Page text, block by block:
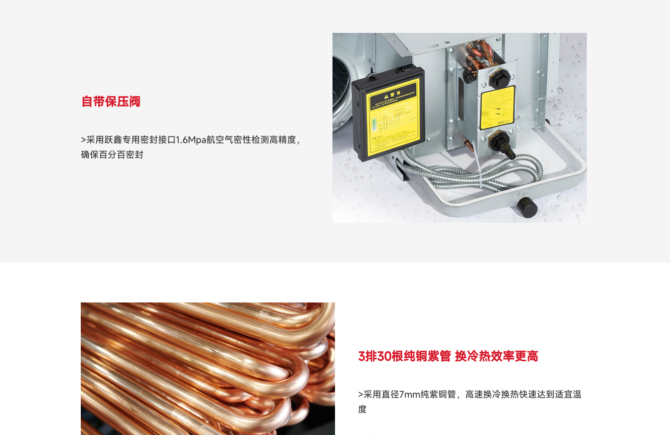
自带保压阀
>采用跃鑫专用密封接口1.6Mpa航空气密性检测高精度，
确保百分百密封
3排30根纯铜紫管 换冷热效率更高
>采用直径7mm纯紫铜管，高速换冷换热快速达到适宜温
度